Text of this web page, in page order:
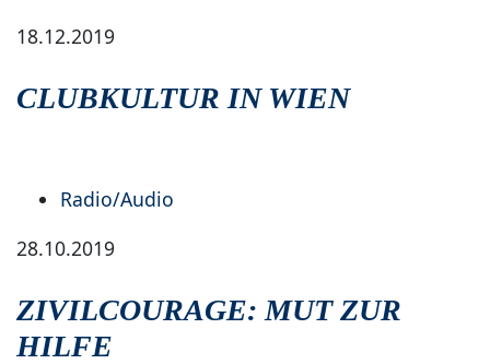
18.12.2019
CLUBKULTUR IN WIEN
Radio/Audio
28.10.2019
ZIVILCOURAGE: MUT ZUR
HILFE